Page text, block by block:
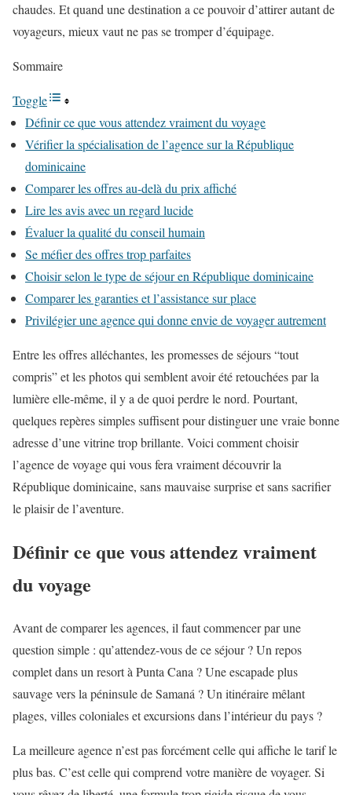
chaudes. Et quand une destination a ce pouvoir d’attirer autant de
voyageurs, mieux vaut ne pas se tromper d’équipage.
Sommaire
Toggle
Définir ce que vous attendez vraiment du voyage
Vérifier la spécialisation de l’agence sur la République
dominicaine
Comparer les offres au-delà du prix affiché
Lire les avis avec un regard lucide
Évaluer la qualité du conseil humain
Se méfier des offres trop parfaites
Choisir selon le type de séjour en République dominicaine
Comparer les garanties et l’assistance sur place
Privilégier une agence qui donne envie de voyager autrement
Entre les offres alléchantes, les promesses de séjours “tout
compris” et les photos qui semblent avoir été retouchées par la
lumière elle-même, il y a de quoi perdre le nord. Pourtant,
quelques repères simples suffisent pour distinguer une vraie bonne
adresse d’une vitrine trop brillante. Voici comment choisir
l’agence de voyage qui vous fera vraiment découvrir la
République dominicaine, sans mauvaise surprise et sans sacrifier
le plaisir de l’aventure.
Définir ce que vous attendez vraiment
du voyage
Avant de comparer les agences, il faut commencer par une
question simple : qu’attendez-vous de ce séjour ? Un repos
complet dans un resort à Punta Cana ? Une escapade plus
sauvage vers la péninsule de Samaná ? Un itinéraire mêlant
plages, villes coloniales et excursions dans l’intérieur du pays ?
La meilleure agence n’est pas forcément celle qui affiche le tarif le
plus bas. C’est celle qui comprend votre manière de voyager. Si